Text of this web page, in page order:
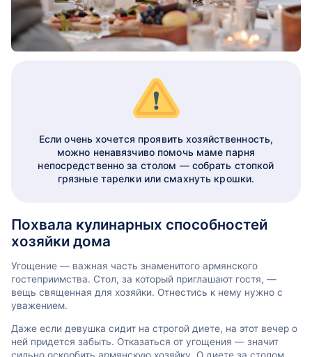
Если очень хочется проявить хозяйственность,
можно ненавязчиво помочь маме парня
непосредственно за столом — собрать стопкой
грязные тарелки или смахнуть крошки.
Похвала кулинарных способностей
хозяйки дома
Угощение — важная часть знаменитого армянского
гостеприимства. Стол, за который приглашают гостя, —
вещь священная для хозяйки. Отнестись к нему нужно с
уважением.
Даже если девушка сидит на строгой диете, на этот вечер о
ней придется забыть. Отказаться от угощения — значит
сильно оскорбить армянскую хозяйку. О диете за столом